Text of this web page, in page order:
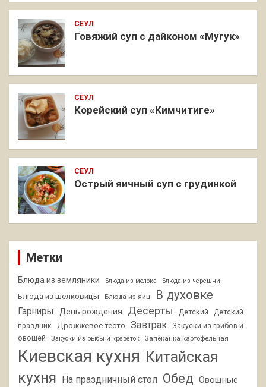
СЕУЛ
Говяжий суп с дайконом «Мугук»
СЕУЛ
Корейский суп «Кимчитиге»
СЕУЛ
Острый яичный суп с грудинкой
Метки
Блюда из земляники Блюда из молока Блюда из черешни
Блюда из шелковицы Блюда из яиц В духовке
Гарниры День рождения Десерты Детский
Детский
праздник
Дрожжевое тесто Завтрак
Закуски из грибов и
овощей
Закуски из рыбы и креветок Запеканка картофельная
Киевская кухня Китайская
кухня На праздничный стол Обед Овощные